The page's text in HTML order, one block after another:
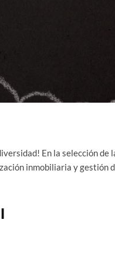
En la selección
inmobiliaria y gestión